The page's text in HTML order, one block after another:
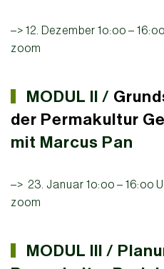
–> 12. Dezember 1o:oo –
zoom
MODUL II /
der Permakultur
mit Marcus Pan
–> 23. Januar 1o:oo – 16:oo
zoom
MODUL III / P